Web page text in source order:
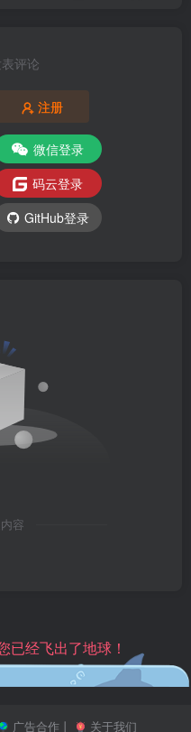
评论
注册
微信登录
码云登录
GitHub登录
容
已经飞出了地球！
广告合作丨 关于我们